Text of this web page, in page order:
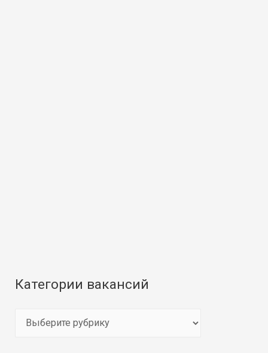
Категории вакансий